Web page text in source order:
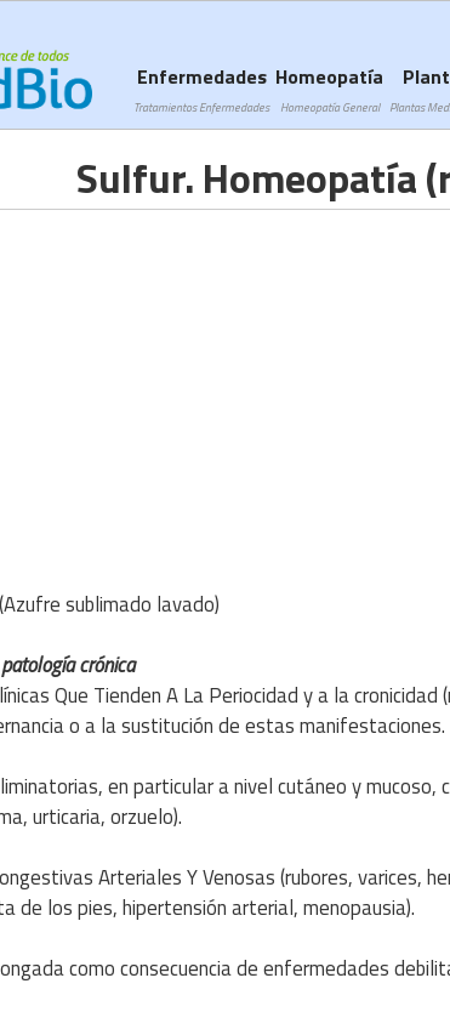
Sulfur. Homeopatía
(Azufre sublimado lavado)
crónica
Que Tienden A La Periocidad y a la
o a la sustitución de estas manifestaciones.
en particular a nivel cutáneo y mucoso,
urticaria, orzuelo).
Arteriales Y Venosas (rubores, varices,
de los pies, hipertensión arterial, menopausia).
como consecuencia de enfermedades
Enfermedades
Tratamientos Enfermedades
Homeopatía
Homeopatía General Plantas